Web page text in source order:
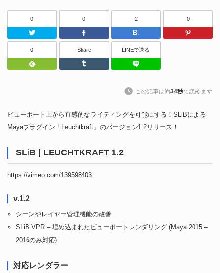
0
Twitter
0
Facebook
2
はてなブッ
0
0
Feedly
Share
Tumblr
LINEで送る
この記事は約34秒で読めます
ビューポート上から直感的なライティングを可能にする！SLiBによる
Mayaプラグイン「Leuchtkraft」のバージョン1.2リリース！
SLiB | LEUCHTKRAFT 1.2
https://vimeo.com/139598403
v.1.2
シーンやレイヤー管理機能の改善
SLiB VPR – 埋め込まれたビューポートレンダリング (Maya 2015 –
2016のみ対応)
対応レンダラー